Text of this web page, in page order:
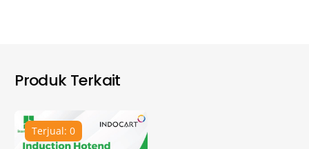
Produk Terkait
Terjual: 0